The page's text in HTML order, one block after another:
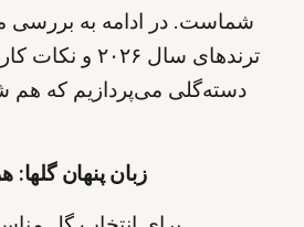
شماست. در ادامه به بررسی
ترندهای سال
دسته‌گلی می‌پردازیم که
زبان پنهان